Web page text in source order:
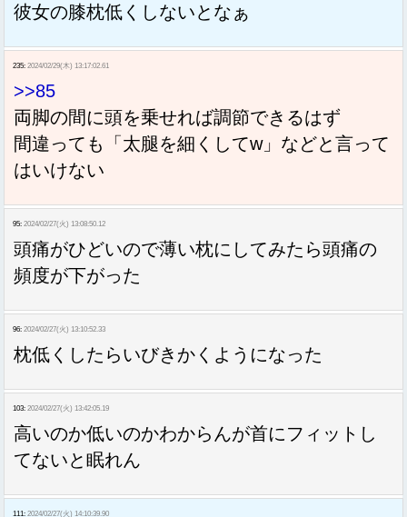
彼女の膝枕低くしないとなぁ
235: 2024/02/29(木) 13:17:02.61
>>85
両脚の間に頭を乗せれば調節できるはず
間違っても「太腿を細くしてw」などと言って
はいけない
95: 2024/02/27(火) 13:08:50.12
頭痛がひどいので薄い枕にしてみたら頭痛の
頻度が下がった
96: 2024/02/27(火) 13:10:52.33
枕低くしたらいびきかくようになった
103: 2024/02/27(火) 13:42:05.19
高いのか低いのかわからんが首にフィットし
てないと眠れん
111: 2024/02/27(火) 14:10:39.90